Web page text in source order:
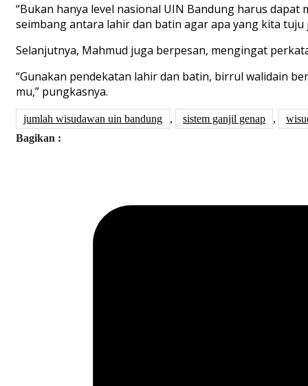
“Bukan hanya level nasional UIN Bandung harus
seimbang antara lahir dan batin agar apa yang kita tuju
Selanjutnya, Mahmud juga berpesan, mengingat
“Gunakan pendekatan lahir dan batin, birrul walidain
mu,” pungkasnya.
jumlah wisudawan uin bandung , sistem ganjil genap ,
Bagikan :